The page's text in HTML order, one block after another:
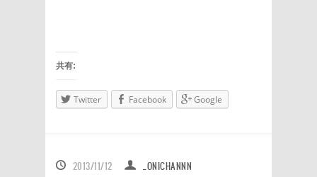
共有:
Twitter Facebook Google
2013/11/12
_ONICHANNN